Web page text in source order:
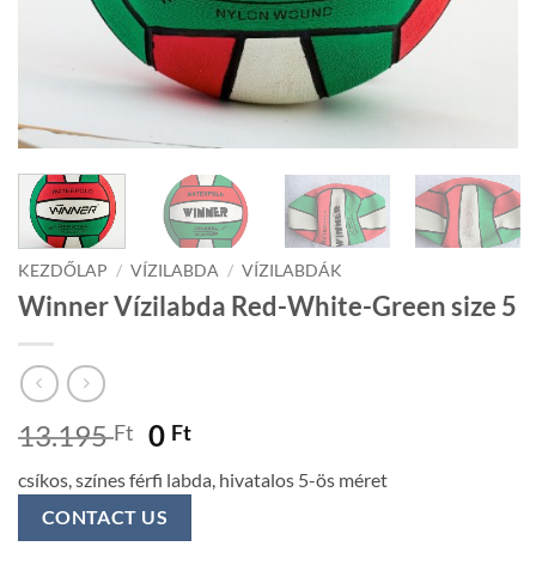
KEZDŐLAP / VÍZILABDA / VÍZILABDÁK
Winner Vízilabda Red-White-Green size 5
13.195Ft Original
was:
13.195 Ft.
0 FtCurrent
is:
csíkos, színes férfi labda, hivatalos 5-ös méret
CONTACT US